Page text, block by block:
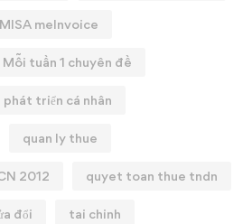
MISA meInvoice
Mỗi tuần 1 chuyên đề
phát triển cá nhân
quan ly thue
2012 quyet toan thue tndn
đổi tai chinh